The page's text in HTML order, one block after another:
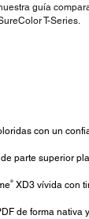
guía
T-Series.
con un
parte superior
®XD3 vívida con
de forma nativa